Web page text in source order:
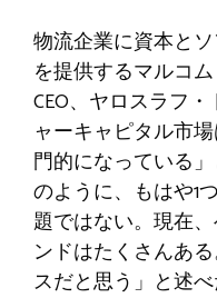
物流企業に資本と
を提供するマルコ
CEO、ヤロスラフ
ャーキャピタル市
門的になっている
のように、もはや1
題ではない。現在
ンドはたくさんあ
スだと思う」と述べ